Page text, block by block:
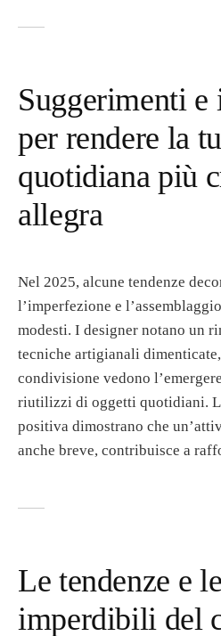
Suggerimenti e
per rendere la
quotidiana più
allegra
Nel 2025, alcune tendenze
l’imperfezione e
modesti. I designer notano un
tecniche artigianali
condivisione vedono
riutilizzi di oggetti quotidiani.
positiva dimostrano che
anche breve, contribuisce a
Le tendenze e
imperdibili del